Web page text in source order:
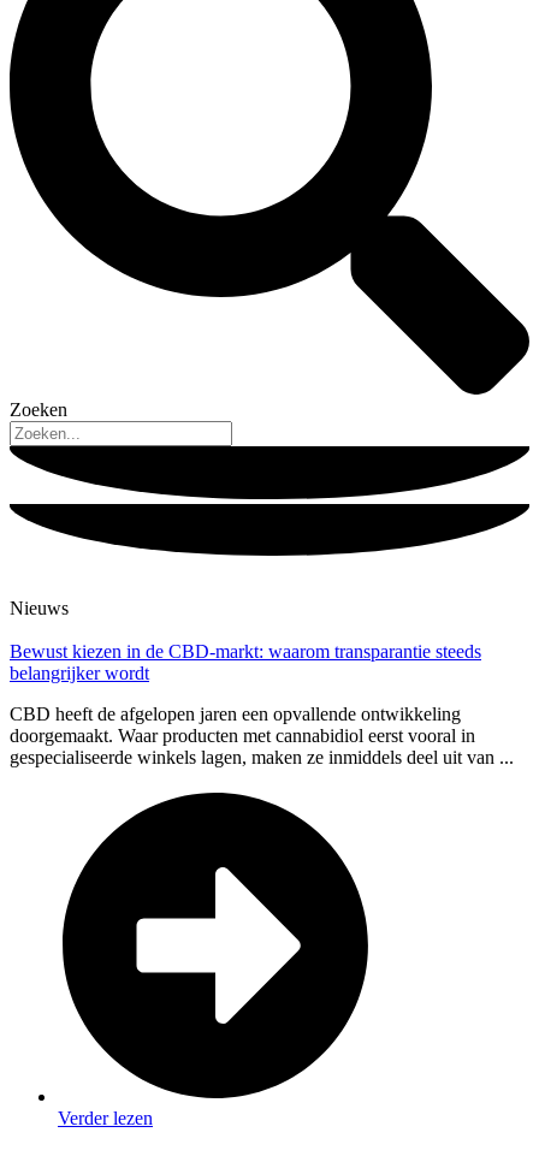
Zoeken
Nieuws
Bewust kiezen in de CBD-markt: waarom transparantie steeds
belangrijker wordt
CBD heeft de afgelopen jaren een opvallende ontwikkeling
doorgemaakt. Waar producten met cannabidiol eerst vooral in
gespecialiseerde winkels lagen, maken ze inmiddels deel uit van ...
Verder lezen